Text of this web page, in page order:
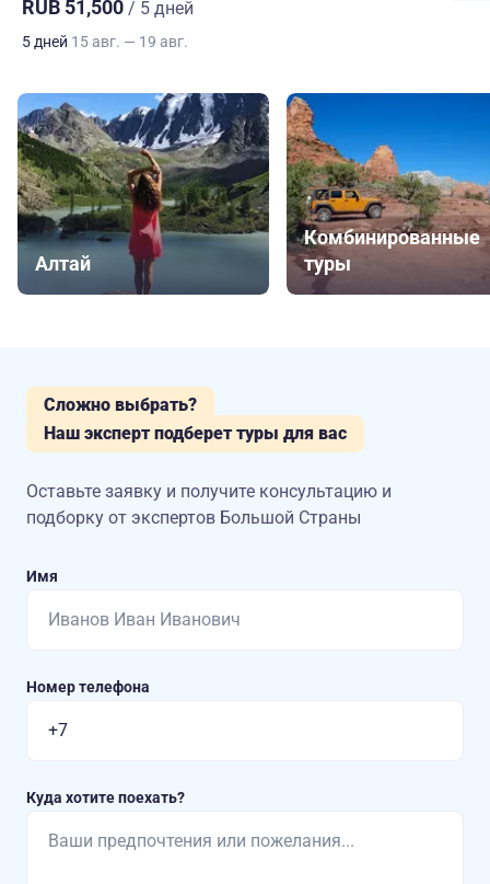
RUB 51,500 / 5 дней
5 дней 15 авг. — 19 авг.
Алтай
Комбинированные
туры
Сложно выбрать?
Наш эксперт подберет туры для вас
Оставьте заявку и получите консультацию и
подборку от экспертов Большой Страны
Имя
Номер телефона
Куда хотите поехать?